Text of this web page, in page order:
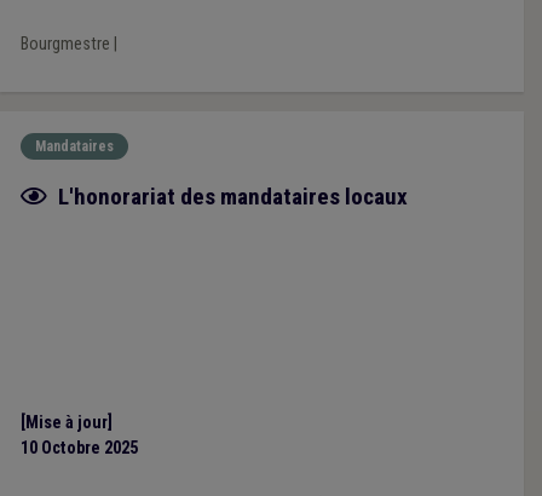
Bourgmestre
Mandataires
Fiche focus
L'honorariat des mandataires locaux
[Mise à jour]
10 Octobre 2025